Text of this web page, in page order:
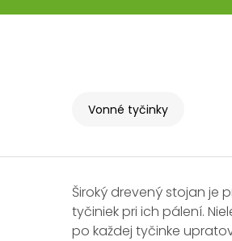
Vonné tyčinky
Široký drevený stojan je
tyčiniek pri ich pálení.
po každej tyčinke